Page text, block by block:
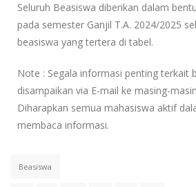
Seluruh Beasiswa diberikan dalam
pada semester Ganjil T.A. 2024/2025
beasiswa yang tertera di tabel.
Note : Segala informasi penting terkait
disampaikan via E-mail ke masing-
Diharapkan semua mahasiswa aktif
membaca informasi.
Beasiswa